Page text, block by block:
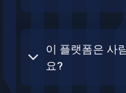
이 플랫폼은 사
요?